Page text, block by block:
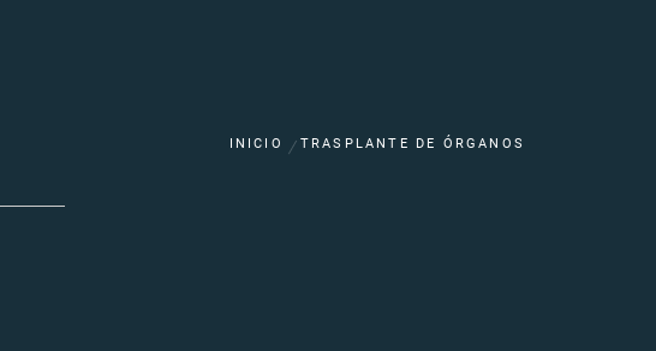
INICIO TRASPLANTE DE ÓRGANOS